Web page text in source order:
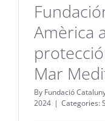
Amèrica
Mar
By Fundació
2024 | Categories: